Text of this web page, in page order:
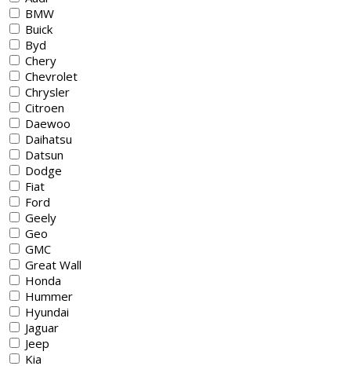
BMW
Buick
Byd
Chery
Chevrolet
Chrysler
Citroen
Daewoo
Daihatsu
Datsun
Dodge
Fiat
Ford
Geely
Geo
GMC
Great Wall
Honda
Hummer
Hyundai
Jaguar
Jeep
Kia